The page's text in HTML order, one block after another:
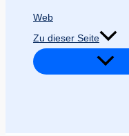
Web
Zu dieser Seite